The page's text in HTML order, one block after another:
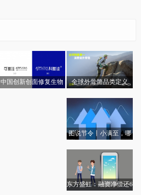
中国创新创面修复生物
全球外骨骼品类定义
Hypershell X 系列
图说节令丨小满至，哪
日精选
东方盛虹：融资净偿还6